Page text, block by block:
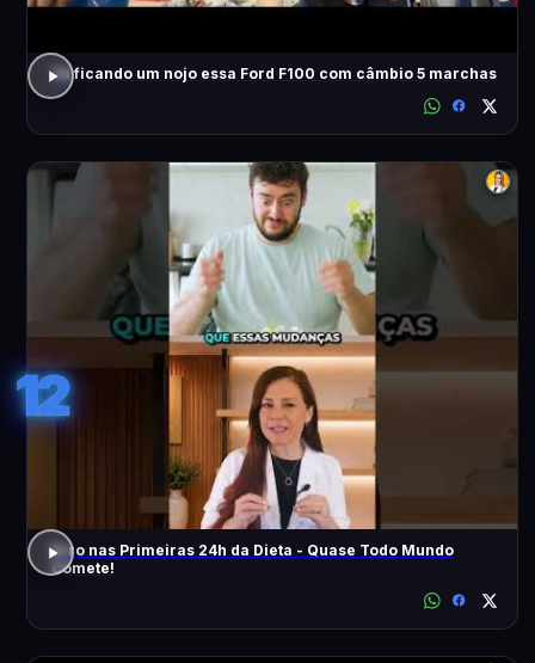
Tá ficando um nojo essa Ford F100 com câmbio 5 marchas
12
Erro nas Primeiras 24h da Dieta - Quase Todo Mundo
Comete!